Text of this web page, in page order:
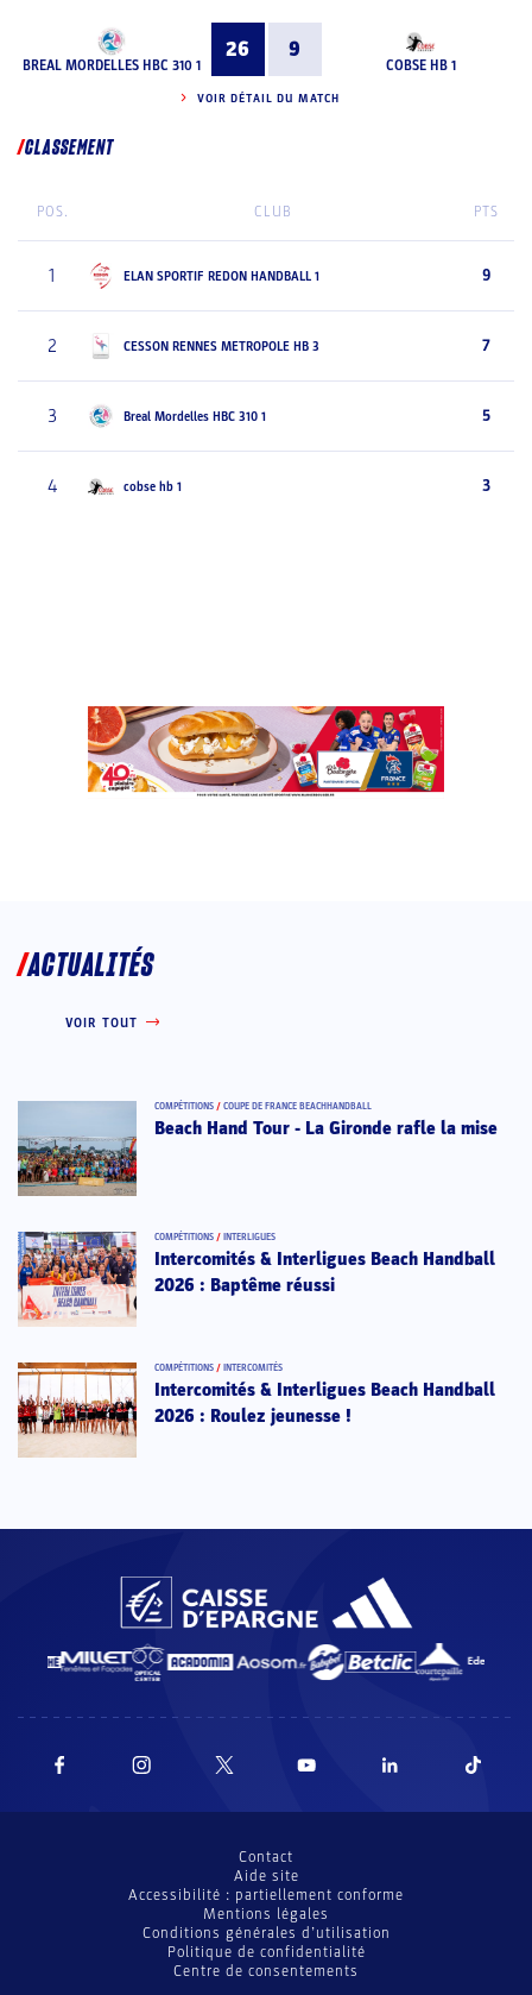
BREAL MORDELLES HBC 310 1
26 9
COBSE HB 1
VOIR DÉTAIL DU MATCH
CLASSEMENT
POS. CLUB PTS
1 ELAN SPORTIF REDON HANDBALL 1 9
2 CESSON RENNES METROPOLE HB 3 7
3 Breal Mordelles HBC 310 1 5
4 cobse hb 1 3
ACTUALITÉS
VOIR TOUT
COMPÉTITIONS / COUPE DE FRANCE BEACHHANDBALL
Beach Hand Tour - La Gironde rafle la mise
COMPÉTITIONS / INTERLIGUES
Intercomités & Interligues Beach Handball
2026 : Baptême réussi
COMPÉTITIONS / INTERCOMITÉS
Intercomités & Interligues Beach Handball
2026 : Roulez jeunesse !
Contact
Aide site
Accessibilité : partiellement conforme
Mentions légales
Conditions générales d’utilisation
Politique de confidentialité
Centre de consentements